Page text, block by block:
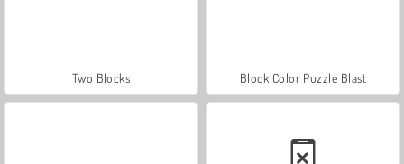
Two Blocks Block Color Puzzle Blast